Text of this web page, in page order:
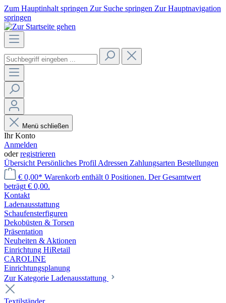
Zum Hauptinhalt springen Zur Suche springen Zur Hauptnavigation
springen
Menü schließen
Ihr Konto
Anmelden
oderregistrieren
Übersicht Persönliches Profil Adressen Zahlungsarten Bestellungen
€ 0,00* Warenkorb enthält 0 Positionen. Der Gesamtwert
beträgt € 0,00.
Kontakt
Laden­ausstattung
Schaufenster­figuren
Dekobüsten & Torsen
Präsentation
Neuheiten & Aktionen
Einrichtung HiRetail
CAROLINE
Einrichtungsplanung
Zur Kategorie Laden­ausstattung
Textilständer